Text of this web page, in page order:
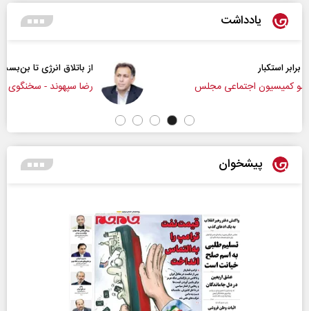
یادداشت
از باتلاق انرژی تا بن‌بست ترامپ
رضا سپهوند - سخنگوی کمیسیون انرژی مجلس
پیشخوان